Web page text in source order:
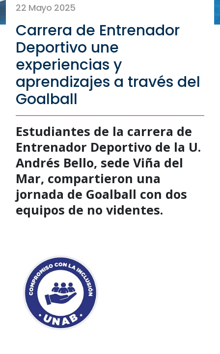
22 Mayo 2025
Carrera de Entrenador
Deportivo une
experiencias y
aprendizajes a través del
Goalball
Estudiantes de la carrera de
Entrenador Deportivo de la U.
Andrés Bello, sede Viña del
Mar, compartieron una
jornada de Goalball con dos
equipos de no videntes.